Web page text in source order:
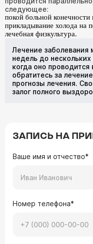
следующее:
покой больной
прикладывание холода на
лечебная физкультура.
Лечение заболевания
недель до
когда оно
обратитесь за
прогнозы лечения.
залог полного
ЗАПИСЬ НА
Ваше имя и отчество*
Номер телефона*